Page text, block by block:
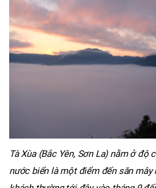
Tà Xùa (Bắc Yên, Sơn La) nằm ở
nước biển là một điểm đến săn mây